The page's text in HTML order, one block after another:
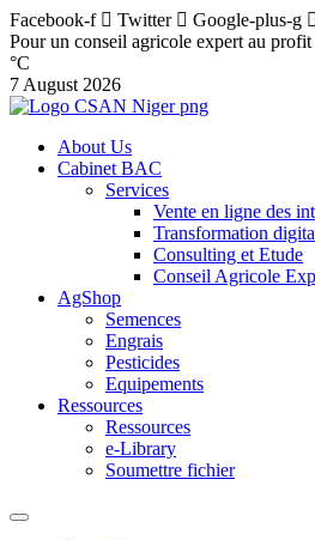
Facebook-f Twitter
Google-plus-g
Pour un conseil agricole expert au
°C
7 August 2026
About Us
Cabinet BAC
Services
Vente en ligne des
Transformation
Consulting et Etude
Conseil Agricole
AgShop
Semences
Engrais
Pesticides
Equipements
Ressources
Ressources
e-Library
Soumettre fichier